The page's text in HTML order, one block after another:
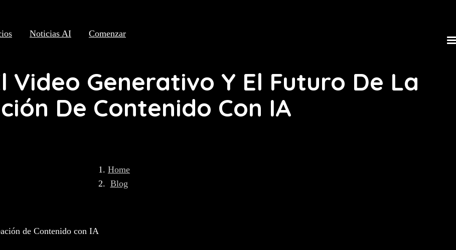
Noticias AI Comenzar
Video Generativo Y El Futuro De La
De Contenido Con IA
Home
Blog